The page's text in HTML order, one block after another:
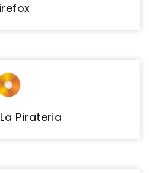
Pirateria